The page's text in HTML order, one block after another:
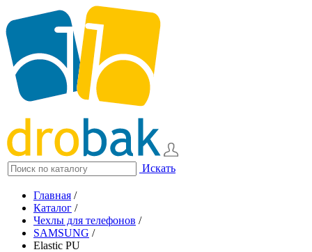
Искать
Главная /
Каталог /
Чехлы для телефонов /
SAMSUNG /
Elastic PU